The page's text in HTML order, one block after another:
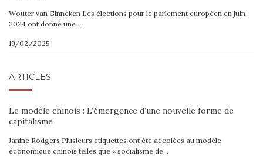
Wouter van Ginneken Les élections pour le parlement européen en juin
2024 ont donné une…
19/02/2025
ARTICLES
Le modèle chinois : L’émergence d’une nouvelle forme de
capitalisme
Janine Rodgers Plusieurs étiquettes ont été accolées au modèle
économique chinois telles que « socialisme de…